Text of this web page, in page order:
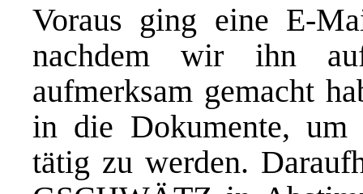
Voraus ging eine E-
nachdem wir ihn
aufmerksam gemacht
in die Dokumente, um
tätig zu werden.